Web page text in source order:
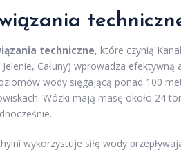
techniczne, które czynią
Całuny) wprowadza
wody sięgającą ponad 100
Wózki mają masę około 24
wykorzystuje siłę wody